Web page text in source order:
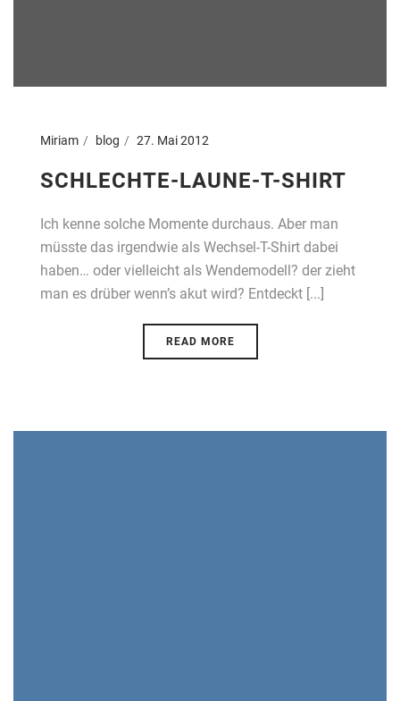
Miriam blog 27. Mai 2012
SCHLECHTE-LAUNE-T-SHIRT
Ich kenne solche Momente durchaus. Aber man
müsste das irgendwie als Wechsel-T-Shirt dabei
haben… oder vielleicht als Wendemodell? der zieht
man es drüber wenn’s akut wird? Entdeckt [...]
READ MORE